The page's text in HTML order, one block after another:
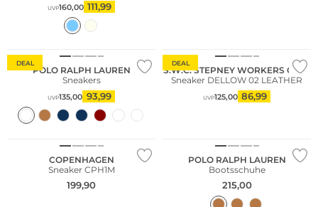
UVP160,00 111,99
DEAL
POLO RALPH LAUREN
Sneakers
UVP135,00 93,99
DEAL
S.W.C. STEPNEY WORKERS CLUB
Sneaker DELLOW 02 LEATHER
UVP125,00 86,99
COPENHAGEN
Sneaker CPH1M
199,90
POLO RALPH LAUREN
Bootsschuhe
215,00